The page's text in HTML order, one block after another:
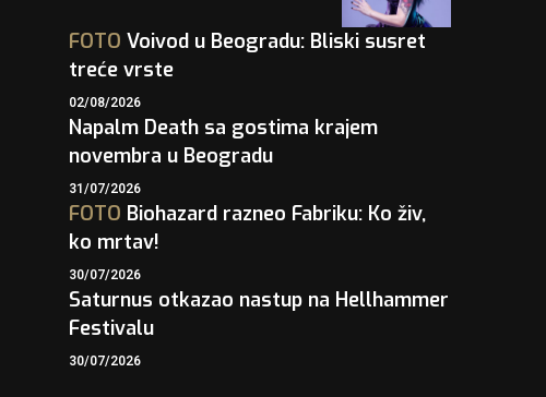
FOTO Voivod u Beogradu: Bliski susret
treće vrste
02/08/2026
Napalm Death sa gostima krajem
novembra u Beogradu
31/07/2026
FOTO Biohazard razneo Fabriku: Ko živ,
ko mrtav!
30/07/2026
Saturnus otkazao nastup na Hellhammer
Festivalu
30/07/2026